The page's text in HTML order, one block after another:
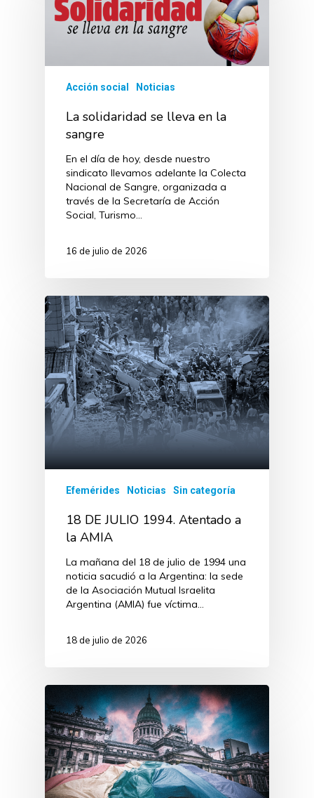
Acción social Noticias
La solidaridad se lleva en la
sangre
En el día de hoy, desde nuestro
sindicato llevamos adelante la Colecta
Nacional de Sangre, organizada a
través de la Secretaría de Acción
Social, Turismo…
16 de julio de 2026
Efemérides Noticias Sin categoría
18 DE JULIO 1994. Atentado a
la AMIA
La mañana del 18 de julio de 1994 una
noticia sacudió a la Argentina: la sede
de la Asociación Mutual Israelita
Argentina (AMIA) fue víctima…
18 de julio de 2026